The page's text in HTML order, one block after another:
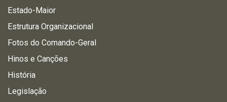
Estado-Maior
Estrutura Organizacional
Fotos do Comando-Geral
Hinos e Canções
História
Legislação